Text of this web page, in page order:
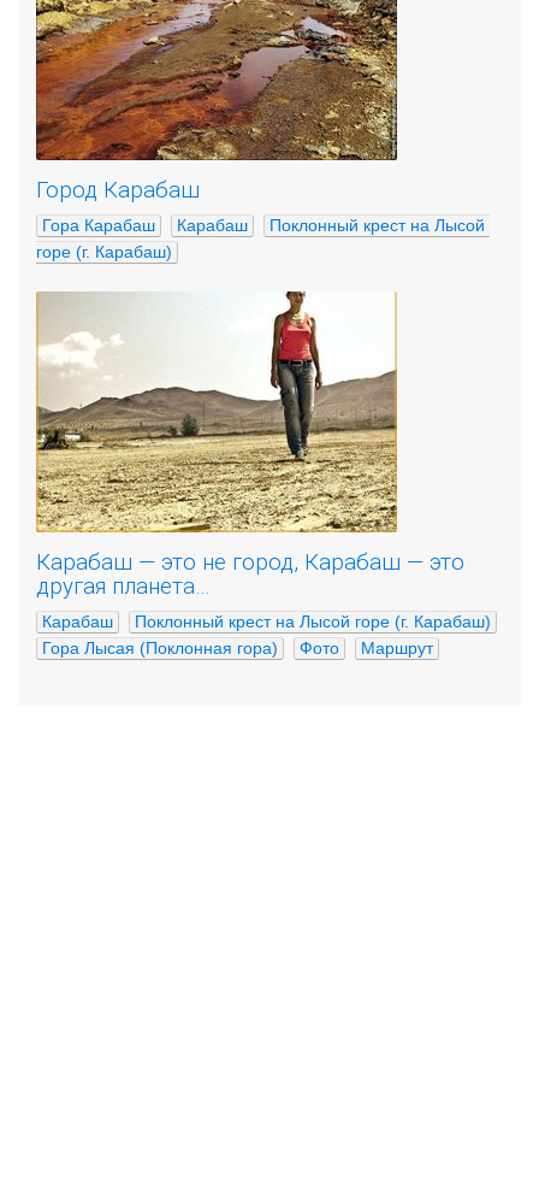
Город Карабаш
Гора Карабаш Карабаш
Поклонный крест на Лысой
горе (г. Карабаш)
Карабаш — это не город, Карабаш — это
другая планета…
Карабаш
Поклонный крест на Лысой горе (г. Карабаш)
Гора Лысая (Поклонная гора)
Фото Маршрут